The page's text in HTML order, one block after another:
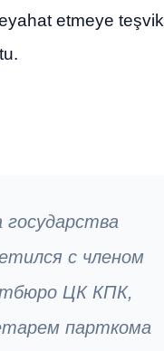
etmeye
государства
с членом
ЦК КПК,
парткома